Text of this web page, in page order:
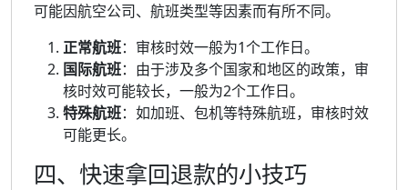
可能因航空公司、航班类型等因素而有所不同。
正常航班：审核时效一般为1个工作日。
国际航班：由于涉及多个国家和地区的政策，审
核时效可能较长，一般为2个工作日。
特殊航班：如加班、包机等特殊航班，审核时效
可能更长。
四、快速拿回退款的小技巧